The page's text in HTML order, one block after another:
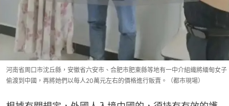
河南省周口市沈丘縣，安徽省六安市、合肥市肥東縣等地有一中介組織將緬甸女子
偷渡到中國，再將她們以每人20萬元左右的價格進行販賣。（都市現場）